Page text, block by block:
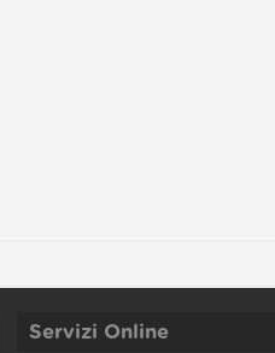
Servizi Online